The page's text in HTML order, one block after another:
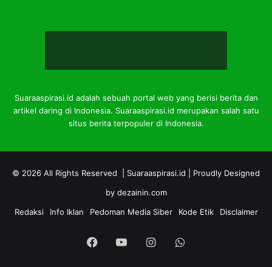
Suaraaspirasi.id adalah sebuah portal web yang berisi berita dan
artikel daring di Indonesia. Suaraaspirasi.id merupakan salah satu
situs berita terpopuler di Indonesia.
© 2026 All Rights Reserved | Suaraaspirasi.id | Proudly Designed
by dezainin.com
Redaksi
Info Iklan Pedoman Media Siber Kode Etik Disclaimer
FacebookYouTubeInstagramWhatsApp